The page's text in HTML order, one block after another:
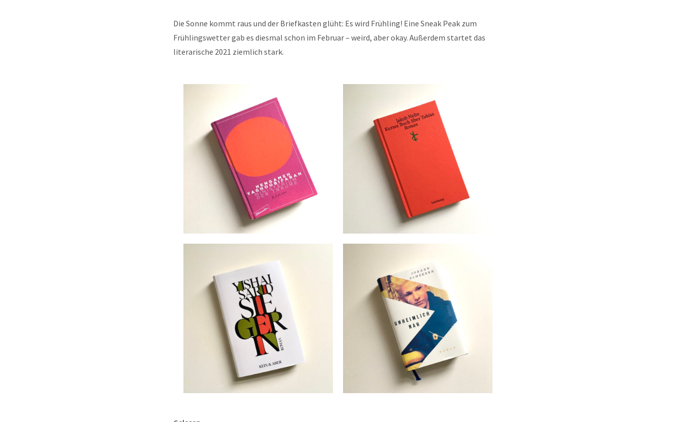
Die Sonne kommt raus und der Briefkasten glüht: Es wird Frühling! Eine Sneak Peak zum
Frühlingswetter gab es diesmal schon im Februar – weird, aber okay. Außerdem startet das
literarische 2021 ziemlich stark.